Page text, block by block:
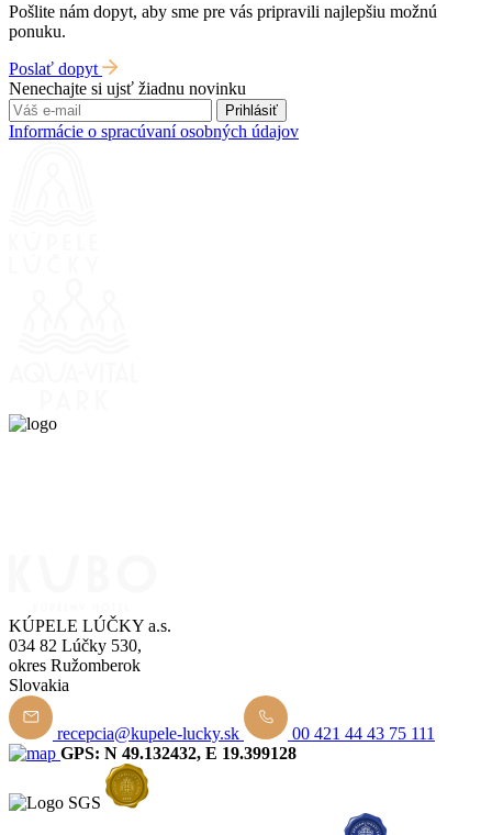
Pošlite nám dopyt, aby sme pre vás pripravili najlepšiu možnú
ponuku.
Poslať dopyt
Nenechajte si ujsť žiadnu novinku
Prihlásiť
Informácie o spracúvaní osobných údajov
KÚPELE LÚČKY a.s.
034 82 Lúčky 530,
okres Ružomberok
Slovakia
recepcia@kupele-lucky.sk
00 421 44 43 75 111
GPS: N 49.132432, E 19.399128